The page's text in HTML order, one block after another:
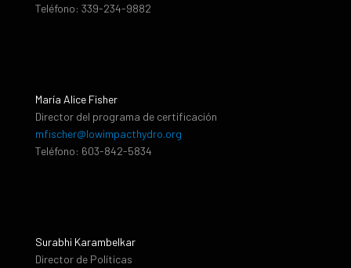
Teléfono: 339-234-9882
María Alice Fisher
Director del programa de certificación
mfischer@lowimpacthydro.org
Teléfono: 603-842-5834
Surabhi Karambelkar
Director de Políticas